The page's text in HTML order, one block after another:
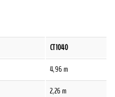
CT1040
4,96 m
2,26 m